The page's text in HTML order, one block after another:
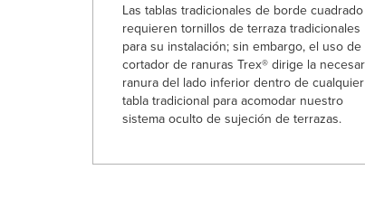
Las tablas tradicionales de borde cuadrado
requieren tornillos de terraza tradicionales
para su instalación; sin embargo, el uso de
cortador de ranuras Trex® dirige la
ranura del lado inferior dentro de cualquier
tabla tradicional para acomodar nuestro
sistema oculto de sujeción de terrazas.